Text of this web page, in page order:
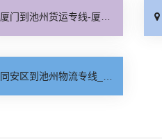
厦门到池州货运专线-厦门到池州物流公司_送货上门「运价实惠」
同安区到池州物流专线_费用多少「资质齐全」